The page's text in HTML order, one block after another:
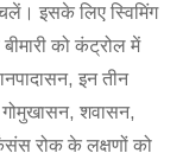
इसके लिए स्विमिंग
को कंट्रोल में
इन तीन
शवासन,
रोक के लक्षणों को